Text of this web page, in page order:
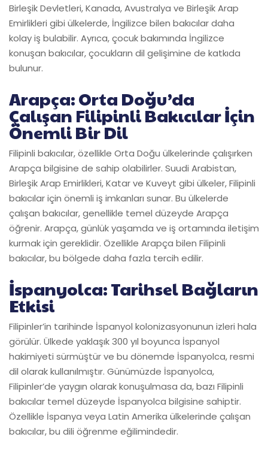
Birleşik Devletleri, Kanada, Avustralya ve Birleşik Arap
Emirlikleri gibi ülkelerde, İngilizce bilen bakıcılar daha
kolay iş bulabilir. Ayrıca, çocuk bakımında İngilizce
konuşan bakıcılar, çocukların dil gelişimine de katkıda
bulunur.
Arapça: Orta Doğu’da
Çalışan Filipinli Bakıcılar İçin
Önemli Bir Dil
Filipinli bakıcılar, özellikle Orta Doğu ülkelerinde çalışırken
Arapça bilgisine de sahip olabilirler. Suudi Arabistan,
Birleşik Arap Emirlikleri, Katar ve Kuveyt gibi ülkeler, Filipinli
bakıcılar için önemli iş imkanları sunar. Bu ülkelerde
çalışan bakıcılar, genellikle temel düzeyde Arapça
öğrenir. Arapça, günlük yaşamda ve iş ortamında iletişim
kurmak için gereklidir. Özellikle Arapça bilen Filipinli
bakıcılar, bu bölgede daha fazla tercih edilir.
İspanyolca: Tarihsel Bağların
Etkisi
Filipinler’in tarihinde İspanyol kolonizasyonunun izleri hala
görülür. Ülkede yaklaşık 300 yıl boyunca İspanyol
hakimiyeti sürmüştür ve bu dönemde İspanyolca, resmi
dil olarak kullanılmıştır. Günümüzde İspanyolca,
Filipinler’de yaygın olarak konuşulmasa da, bazı Filipinli
bakıcılar temel düzeyde İspanyolca bilgisine sahiptir.
Özellikle İspanya veya Latin Amerika ülkelerinde çalışan
bakıcılar, bu dili öğrenme eğilimindedir.